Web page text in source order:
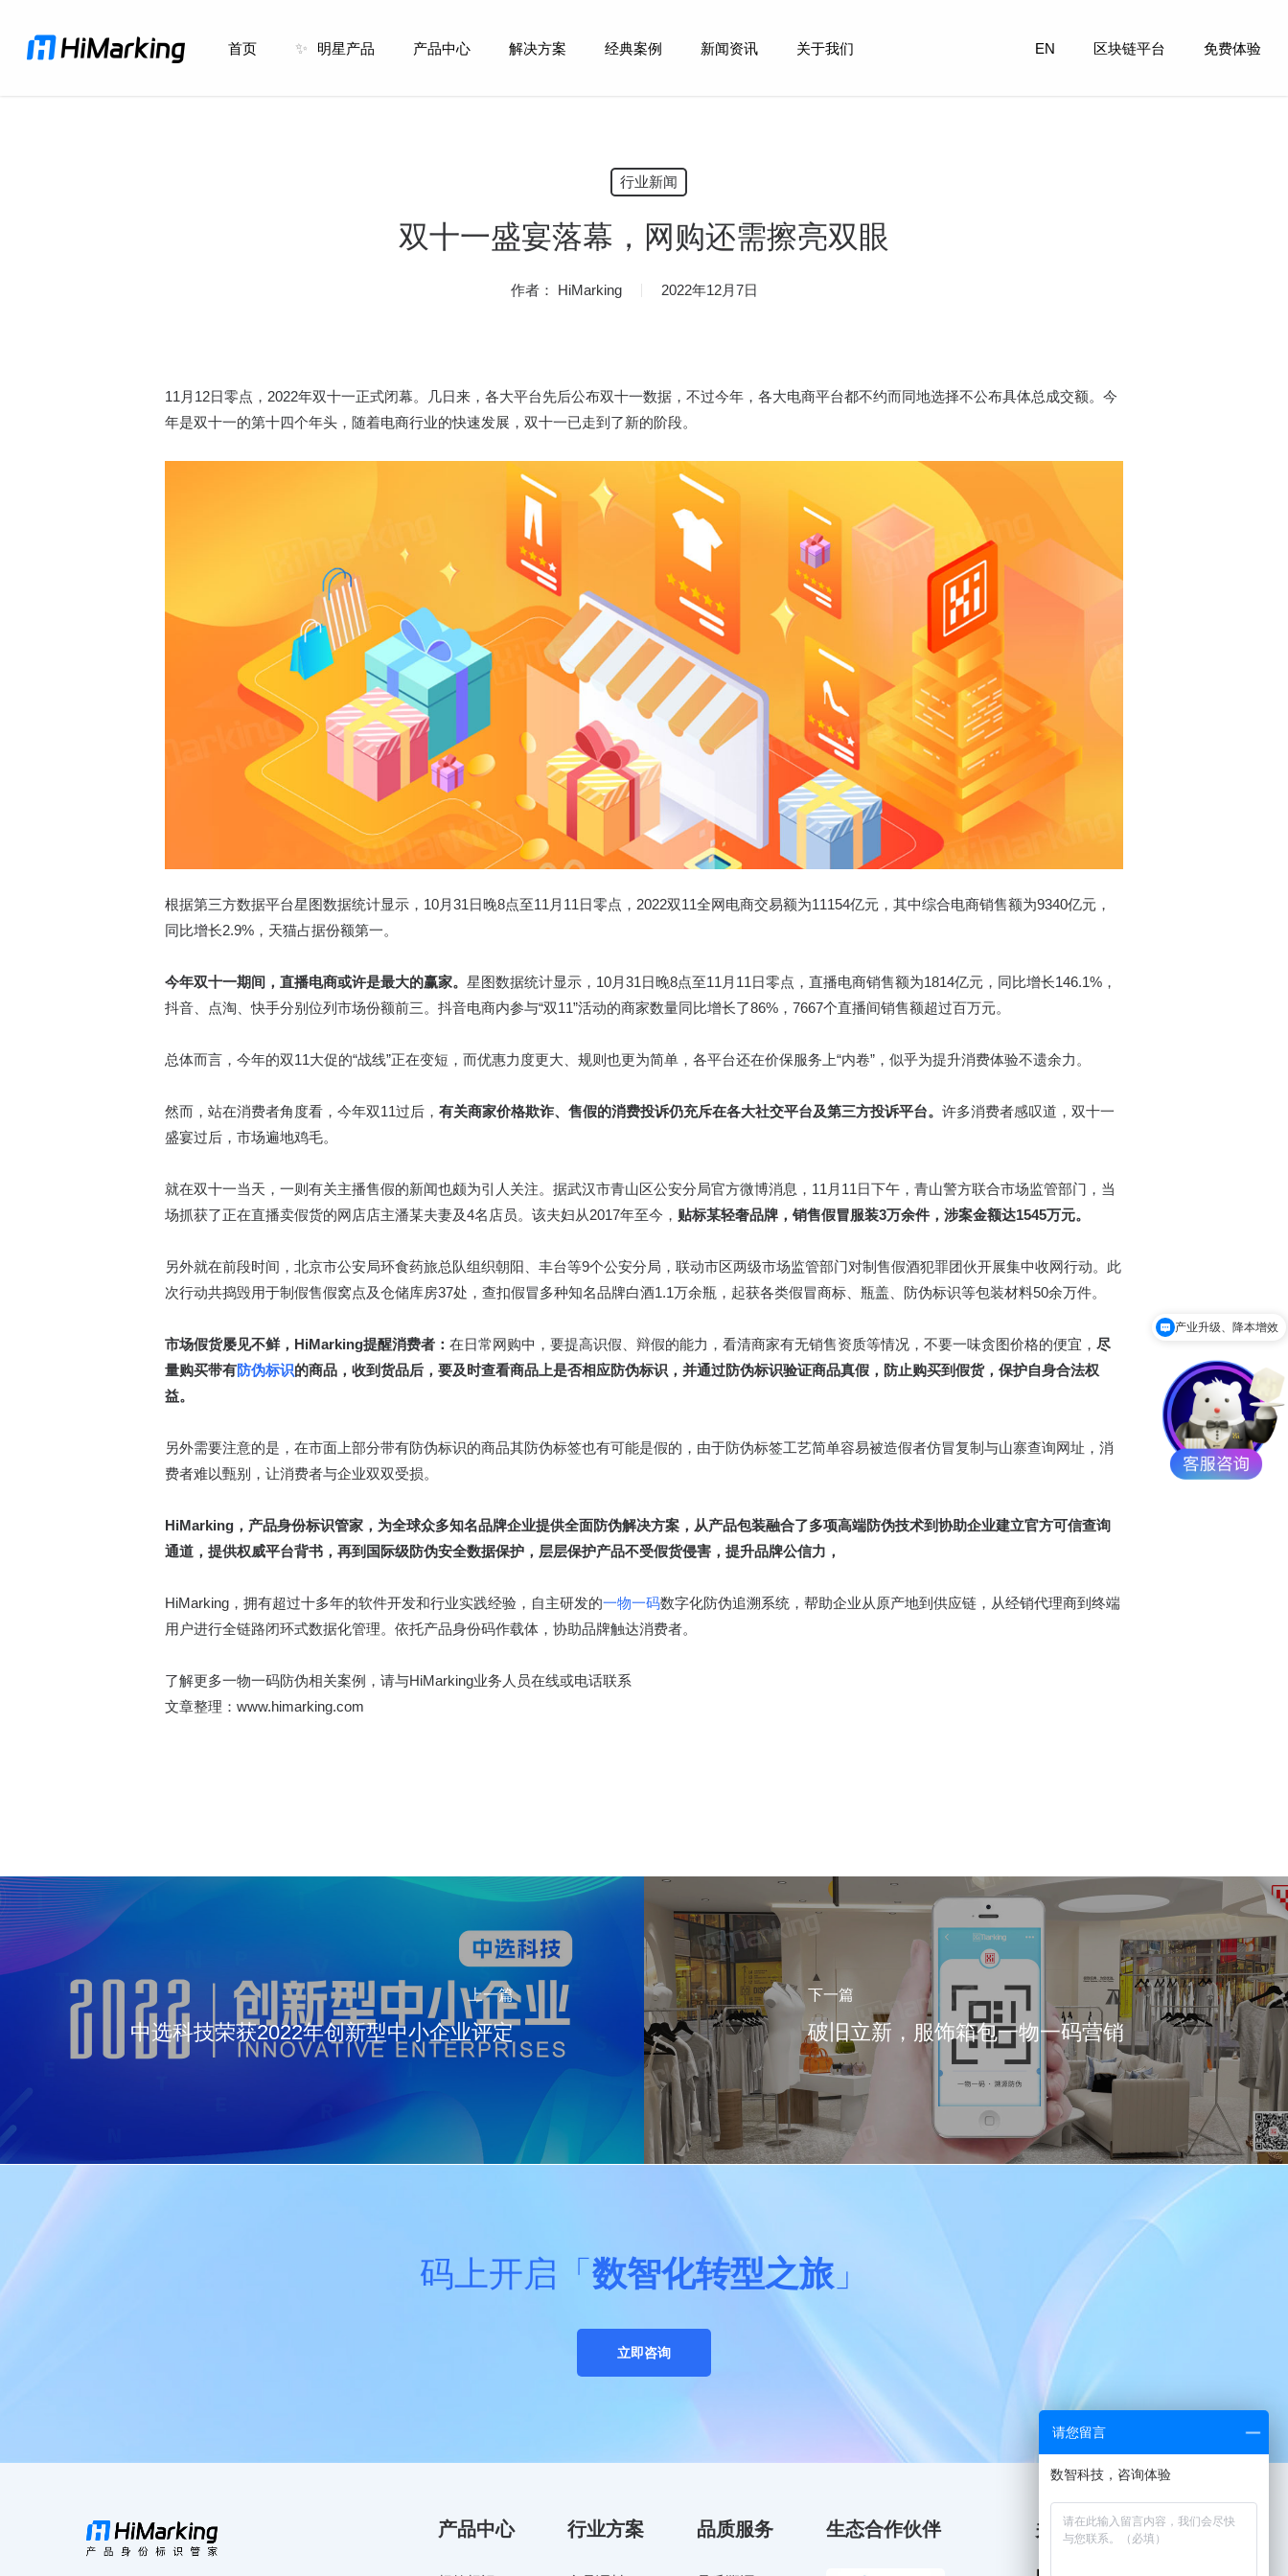
首页 ✨ 明星产品 产品中心 解决方案 经典案例 新闻资讯 关于我们 EN 区块链平台 免费体验
行业新闻
双十一盛宴落幕，网购还需擦亮双眼
作者： HiMarking 2022年12月7日
11月12日零点，2022年双十一正式闭幕。几日来，各大平台先后公布双十一数据，不过今年，各大电商平台都不约而同地选择不公布具体总成交额。今
年是双十一的第十四个年头，随着电商行业的快速发展，双十一已走到了新的阶段。
根据第三方数据平台星图数据统计显示，10月31日晚8点至11月11日零点，2022双11全网电商交易额为11154亿元，其中综合电商销售额为9340亿元，
同比增长2.9%，天猫占据份额第一。
今年双十一期间，直播电商或许是最大的赢家。 星图数据统计显示，10月31日晚8点至11月11日零点，直播电商销售额为1814亿元，同比增长146.1%，
抖音、点淘、快手分别位列市场份额前三。抖音电商内参与“双11”活动的商家数量同比增长了86%，7667个直播间销售额超过百万元。
总体而言，今年的双11大促的“战线”正在变短，而优惠力度更大、规则也更为简单，各平台还在价保服务上“内卷”，似乎为提升消费体验不遗余力。
然而，站在消费者角度看，今年双11过后， 有关商家价格欺诈、售假的消费投诉仍充斥在各大社交平台及第三方投诉平台。 许多消费者感叹道，双十一
盛宴过后，市场遍地鸡毛。
就在双十一当天，一则有关主播售假的新闻也颇为引人关注。据武汉市青山区公安分局官方微博消息，11月11日下午，青山警方联合市场监管部门，当
场抓获了正在直播卖假货的网店店主潘某夫妻及4名店员。该夫妇从2017年至今， 贴标某轻奢品牌，销售假冒服装3万余件，涉案金额达1545万元。
另外就在前段时间，北京市公安局环食药旅总队组织朝阳、丰台等9个公安分局，联动市区两级市场监管部门对制售假酒犯罪团伙开展集中收网行动。此
次行动共捣毁用于制假售假窝点及仓储库房37处，查扣假冒多种知名品牌白酒1.1万余瓶，起获各类假冒商标、瓶盖、防伪标识等包装材料50余万件。
市场假货屡见不鲜，HiMarking提醒消费者： 在日常网购中，要提高识假、辩假的能力，看清商家有无销售资质等情况，不要一味贪图价格的便宜， 尽
量购买带有防伪标识的商品，收到货品后，要及时查看商品上是否相应防伪标识，并通过防伪标识验证商品真假，防止购买到假货，保护自身合法权
益。
另外需要注意的是，在市面上部分带有防伪标识的商品其防伪标签也有可能是假的，由于防伪标签工艺简单容易被造假者仿冒复制与山寨查询网址，消
费者难以甄别，让消费者与企业双双受损。
HiMarking，产品身份标识管家，为全球众多知名品牌企业提供全面防伪解决方案，从产品包装融合了多项高端防伪技术到协助企业建立官方可信查询
通道，提供权威平台背书，再到国际级防伪安全数据保护，层层保护产品不受假货侵害，提升品牌公信力，
HiMarking，拥有超过十多年的软件开发和行业实践经验，自主研发的一物一码数字化防伪追溯系统，帮助企业从原产地到供应链，从经销代理商到终端
用户进行全链路闭环式数据化管理。依托产品身份码作载体，协助品牌触达消费者。
了解更多一物一码防伪相关案例，请与HiMarking业务人员在线或电话联系
文章整理：www.himarking.com
上一篇
中选科技荣获2022年创新型中小企业评定
下一篇
破旧立新，服饰箱包一物一码营销
码上开启「 数智化转型之旅 」
立即咨询
产品中心 行业方案 品质服务 生态合作伙伴 关注我们
产业升级、降本增效
请您留言
数智科技，咨询体验